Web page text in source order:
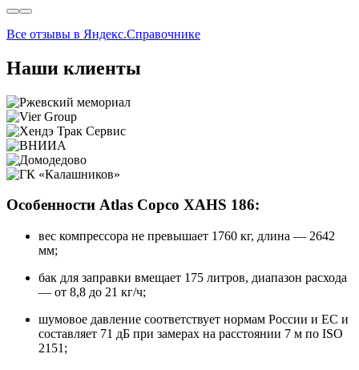
Все отзывы в Яндекс.Справочнике
Наши клиенты
Особенности Atlas Copco XAHS 186:
вес компрессора не превышает 1760 кг, длина — 2642
мм;
бак для заправки вмещает 175 литров, диапазон расхода
— от 8,8 до 21 кг/ч;
шумовое давление соответствует нормам России и ЕС и
составляет 71 дБ при замерах на расстоянии 7 м по ISO
2151;